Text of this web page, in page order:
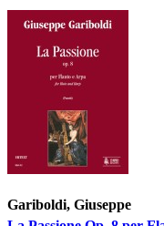
Gariboldi, Giuseppe